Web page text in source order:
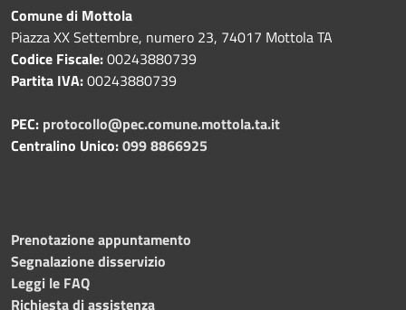
Comune di Mottola
Piazza XX Settembre, numero 23, 74017 Mottola TA
Codice Fiscale:00243880739
Partita IVA:00243880739
PEC: protocollo@pec.comune.mottola.ta.it
Centralino Unico:099 8866925
Prenotazione appuntamento
Segnalazione disservizio
Leggi le FAQ
Richiesta di assistenza